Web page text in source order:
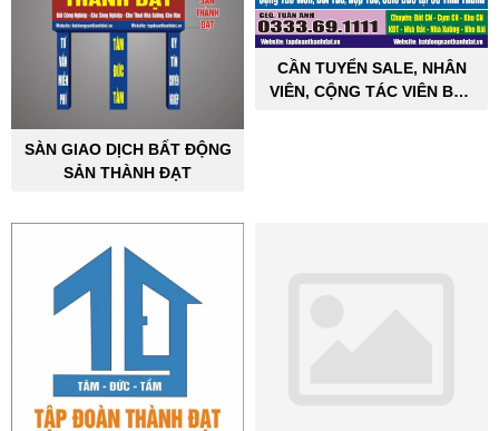
SÀN GIAO DỊCH BẤT ĐỘNG
SẢN THÀNH ĐẠT
CẦN TUYỂN SALE, NHÂN
VIÊN, CỘNG TÁC VIÊN BẤT